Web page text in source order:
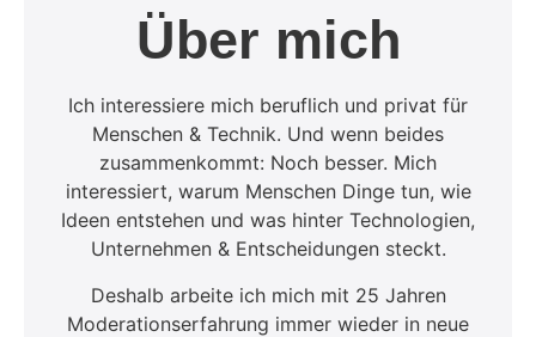
Über mich
Ich interessiere mich beruflich und privat für
Menschen & Technik. Und wenn beides
zusammenkommt: Noch besser. Mich
interessiert, warum Menschen Dinge tun, wie
Ideen entstehen und was hinter Technologien,
Unternehmen & Entscheidungen steckt.
Deshalb arbeite ich mich mit 25 Jahren
Moderationserfahrung immer wieder in neue